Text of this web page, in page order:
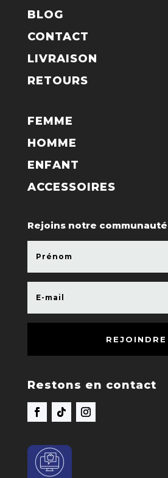
BLOG
CONTACT
LIVRAISON
RETOURS
FEMME
HOMME
ENFANT
ACCESSOIRES
Rejoins notre communauté
REJOINDRE
Restons en contact